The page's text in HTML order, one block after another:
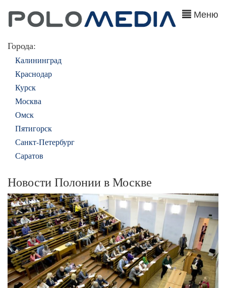
Меню
Города:
Калининград
Краснодар
Курск
Москва
Омск
Пятигорск
Санкт-Петербург
Саратов
Новости Полонии в Москве